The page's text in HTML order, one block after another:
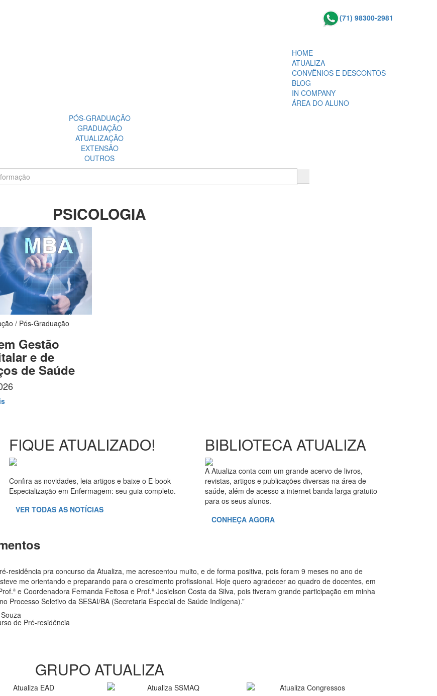
(71) 98300-2981
HOME
ATUALIZA
CONVÊNIOS E DESCONTOS
BLOG
IN COMPANY
ÁREA DO ALUNO
PÓS-GRADUAÇÃO
GRADUAÇÃO
ATUALIZAÇÃO
EXTENSÃO
OUTROS
PSICOLOGIA
/ Pós-Graduação
Gestão
e de
de Saúde
FIQUE ATUALIZADO!
Confira as novidades, leia artigos e baixe o E-book
Especialização em Enfermagem: seu guia completo.
VER TODAS AS NOTÍCIAS
BIBLIOTECA ATUALIZA
A Atualiza conta com um grande acervo de livros,
revistas, artigos e publicações diversas na área de
saúde, além de acesso a internet banda larga gratuito
para os seus alunos.
CONHEÇA AGORA
residência pra concurso da Atualiza, me acrescentou muito, e de forma positiva, pois foram 9 meses no ano de
me orientando e preparando para o crescimento profissional. Hoje quero agradecer ao quadro de docentes, em
e Coordenadora Fernanda Feitosa e Prof.º Josielson Costa da Silva, pois tiveram grande participação em minha
Processo Seletivo da SESAI/BA (Secretaria Especial de Saúde Indígena).”
de Pré-residência
GRUPO ATUALIZA